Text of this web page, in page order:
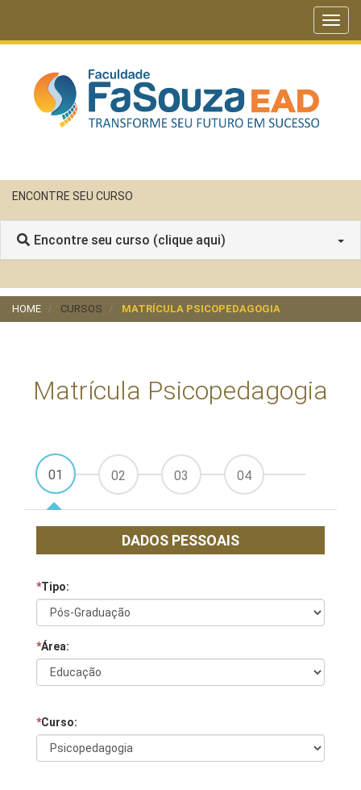
ENCONTRE SEU CURSO
Encontre seu curso (clique aqui)
HOME CURSOS MATRÍCULA PSICOPEDAGOGIA
Matrícula Psicopedagogia
01 02 03 04
DADOS PESSOAIS
*Tipo:
*Área:
*Curso: